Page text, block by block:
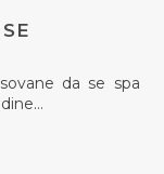
da se spa